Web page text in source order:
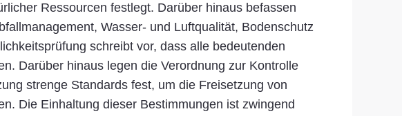
Ressourcen festlegt. Darüber hinaus befassen
Wasser- und Luftqualität, Bodenschutz
schreibt vor, dass alle bedeutenden
Darüber hinaus legen die Verordnung zur Kontrolle
strenge Standards fest, um die Freisetzung von
Die Einhaltung dieser Bestimmungen ist zwingend